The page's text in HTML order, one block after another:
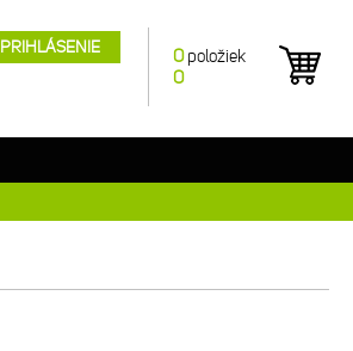
0 položiek
0
PRIHLÁSENIE